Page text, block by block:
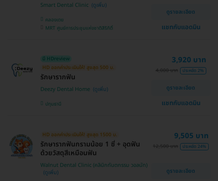
Smart Dental Clinic
คลองเตย
MRT ศูนย์การประชุมแห่งชาติสิริกิติ์
ดูรายละเอียด
แชทกับแอดมิน
มี HDreview
HD ออกค่าประเมินให้! สูงสุด 500 บ.
รักษารากฟัน
Deezy Dental Home
ปทุมธานี
3,920 บาท
4,000 บาท ประหยัด 2%
ดูรายละเอียด
แชทกับแอดมิน
HD ออกค่าประเมินให้! สูงสุด 1500 บ.
รักษารากฟันกรามน้อย 1 ซี่ + อุดฟัน
ด้วยวัสดุสีเหมือนฟัน
Walnut Dental Clinic (คลินิกทันตกรรม วอลนัท)
9,505 บาท
12,500 บาท ประหยัด 24%
ดูรายละเอียด